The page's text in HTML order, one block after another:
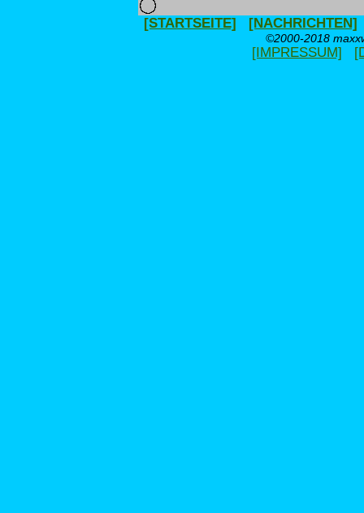
[STARTSEITE] [NACHRICHTEN]
©2000-2018
[IMPRESSUM]